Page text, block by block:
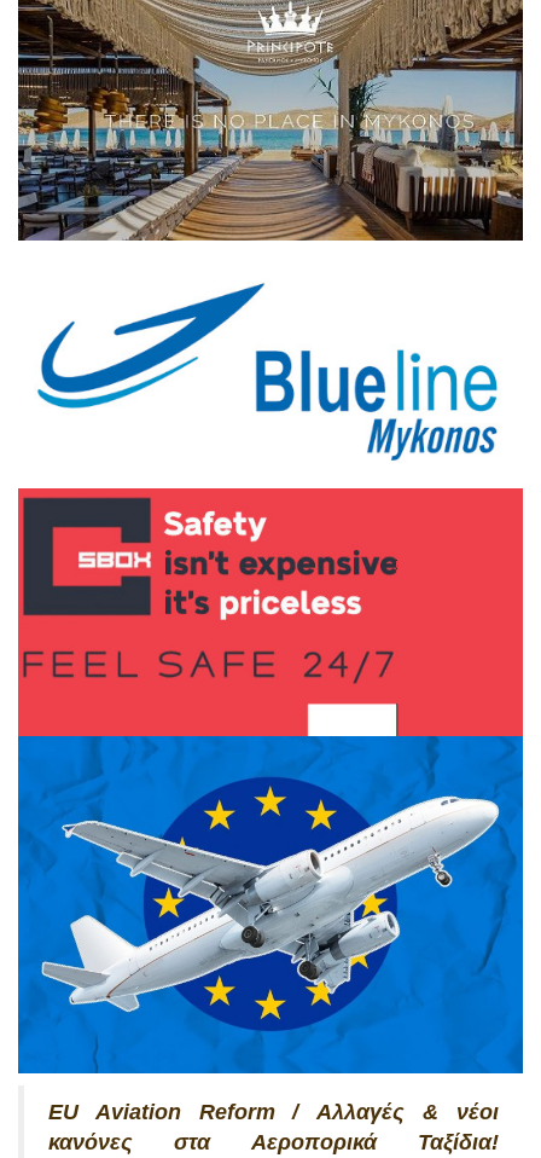
Γλώσσα
Ελληνικά English
EU Aviation Reform / Αλλαγές & νέοι
κανόνες στα Αεροπορικά Ταξίδια!